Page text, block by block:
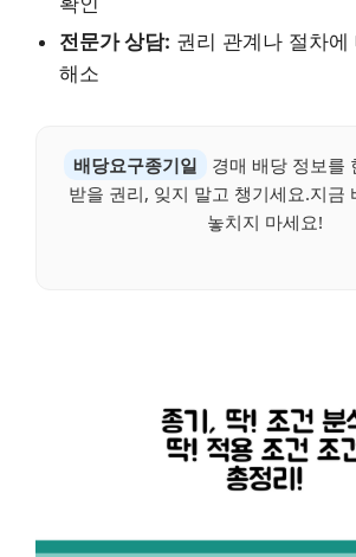
전문가 상담: 권리 관계나 절차에
해소
배당요구종기일
경매 배당 정보를
받을 권리, 잊지 말고 챙기세요.지금
놓치지 마세요!